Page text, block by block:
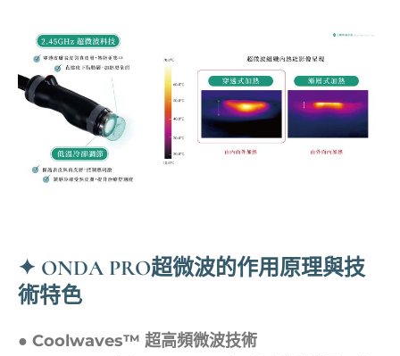
✦ ONDA PRO超微波的作用原理與技
術特色
● Coolwaves™ 超高頻微波技術